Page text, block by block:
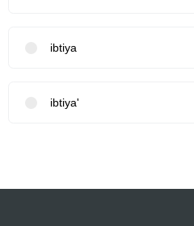
ibtiya
ibtiya'